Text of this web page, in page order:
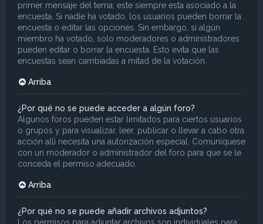
primer mensaje del tema; este siempre esta asociado a la
encuesta. Si nadie ha votado, los usuarios pueden borrar la
encuesta o editar las opciones. Sin embargo, si algún
miembro ha votado, solo moderadores o administradores
pueden editar o borrar la encuesta. Esto evita que las
encuestas sean cambiadas a mitad de la votación.
Arriba
¿Por qué no se puede acceder a algún foro?
Algunos foros pueden estar limitados para ciertos usuarios
o grupos y para visualizar, leer, publicar o llevar a cabo otra
acción allí necesita una autorización especial. Comuníquese
con un moderador o administrador del foro para que se le
conceda el permiso adecuado.
Arriba
¿Por qué no se puede añadir archivos adjuntos?